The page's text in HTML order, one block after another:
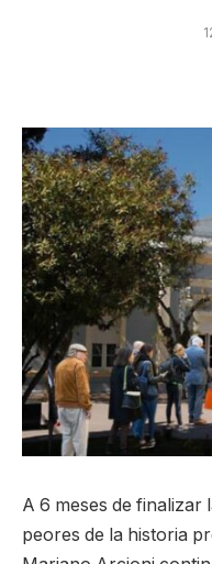
A 6 meses de finalizar
peores de la historia